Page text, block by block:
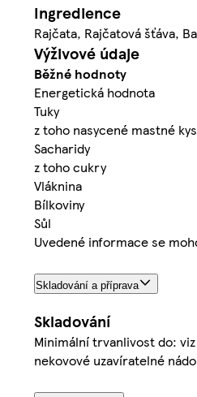
Ingredience
Rajčata, Rajčatová šťáva,
Výživové údaje
Běžné hodnoty
Energetická hodnota
Tuky
z toho nasycené mastné
Sacharidy
z toho cukry
Vláknina
Bílkoviny
Sůl
Uvedené informace se
Skladování a příprava
Skladování
Minimální trvanlivost do:
nekovové uzavíratelné